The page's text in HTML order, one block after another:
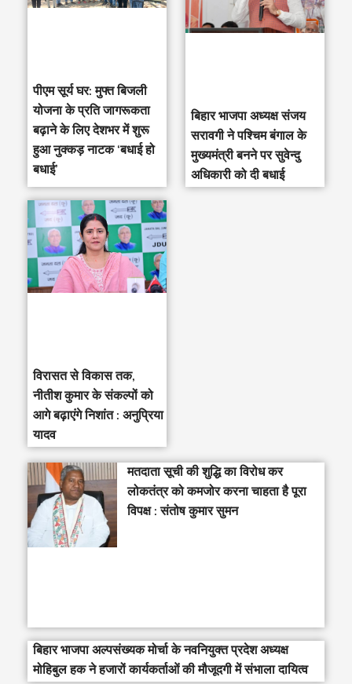
पीएम सूर्य घर: मुफ्त बिजली
योजना के प्रति जागरूकता
बढ़ाने के लिए देशभर में शुरू
हुआ नुक्कड़ नाटक ‘बधाई हो
बधाई’
‎बिहार भाजपा अध्यक्ष संजय
सरावगी ने पश्चिम बंगाल के
मुख्यमंत्री बनने पर सुवेन्दु
अधिकारी को दी बधाई
विरासत से विकास तक,
नीतीश कुमार के संकल्पों को
आगे बढ़ाएंगे निशांत : अनुप्रिया
यादव
मतदाता सूची की शुद्धि का विरोध कर
लोकतंत्र को कमजोर करना चाहता है पूरा
विपक्ष : संतोष कुमार सुमन
बिहार भाजपा अल्पसंख्यक मोर्चा के नवनियुक्त प्रदेश अध्यक्ष
मोहिबुल हक ने हजारों कार्यकर्ताओं की मौजूदगी में संभाला दायित्व